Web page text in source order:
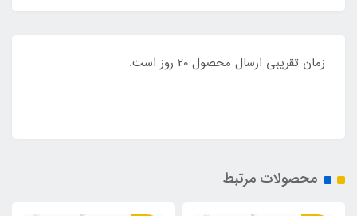
زمان تقریبی ارسال محصول 20 روز است.
محصولات مرتبط